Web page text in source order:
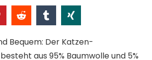
Bequem: Der Katzen-
aus 95% Baumwolle und 5%